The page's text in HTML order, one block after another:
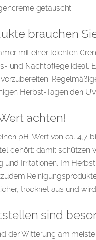
getauscht.
brauchen
mit einer leichten
und Nachtpflege ideal.
Herbst-Tagen den
achten!
pH-Wert von ca. 4,7
gehört: damit schützen
und Irritationen. Im
trocknet aus und
sind
der Witterung am